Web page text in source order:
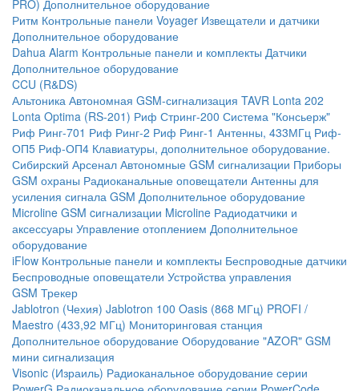
PRO) Дополнительное оборудование
Ритм Контрольные панели Voyager Извещатели и датчики
Дополнительное оборудование
Dahua Alarm Контрольные панели и комплекты Датчики
Дополнительное оборудование
CCU (R&DS)
Альтоника Автономная GSM-сигнализация TAVR Lonta 202
Lonta Optima (RS-201) Риф Стринг-200 Система "Консьерж"
Риф Ринг-701 Риф Ринг-2 Риф Ринг-1 Антенны, 433МГц Риф-
ОП5 Риф-ОП4 Клавиатуры, дополнительное оборудование.
Сибирский Арсенал Автономные GSM сигнализации Приборы
GSM охраны Радиоканальные оповещатели Антенны для
усиления сигнала GSM Дополнительное оборудование
Microline GSM cигнализации Microline Радиодатчики и
аксессуары Управление отоплением Дополнительное
оборудование
iFlow Контрольные панели и комплекты Беспроводные датчики
Беспроводные оповещатели Устройства управления
GSM Трекер
Jablotron (Чехия) Jablotron 100 Oasis (868 МГц) PROFI /
Maestro (433,92 МГц) Мониторинговая станция
Дополнительное оборудование Оборудование "AZOR" GSM
мини сигнализация
Visonic (Израиль) Радиоканальное оборудование серии